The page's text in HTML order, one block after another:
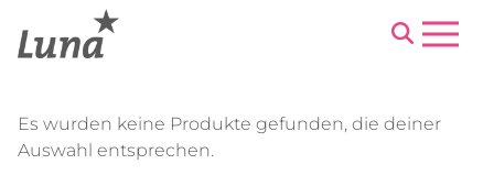
Menu
Es wurden keine Produkte gefunden, die deiner
Auswahl entsprechen.